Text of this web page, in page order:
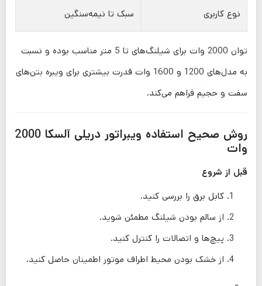
نوع کاربری سبک تا نیمه‌سنگین
توان 2000 وات برای شیلنگ‌های تا 5 متر مناسب بوده و نسبت
به مدل‌های 1200 و 1600 وات قدرت بیشتری برای ویبره بتن‌های
سفت و حجیم فراهم می‌کند.
روش صحیح استفاده ویبراتور دریلی آلسکا 2000
وات
قبل از شروع
کابل برق را بررسی کنید.
از سالم بودن شیلنگ مطمئن شوید.
پیچ‌ها و اتصالات را کنترل کنید.
از خشک بودن محیط اطراف موتور اطمینان حاصل کنید.